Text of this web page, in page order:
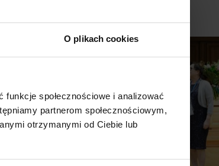
O plikach cookies
społecznościowe i analizować
partnerom społecznościowym,
otrzymanymi od Ciebie lub